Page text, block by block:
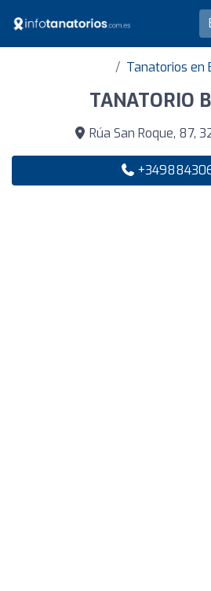
Tanatorios en
TANATORIO
Rúa San Roque, 87,